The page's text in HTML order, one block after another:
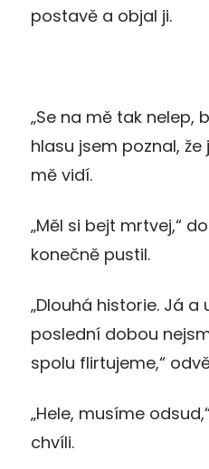
postavě a objal ji.
„Se na mě tak nelep,
hlasu jsem poznal,
mě vidí.
„Měl si bejt mrtvej,“
konečně pustil.
„Dlouhá historie. Já a
poslední dobou
spolu flirtujeme,“
„Hele, musíme
chvíli.